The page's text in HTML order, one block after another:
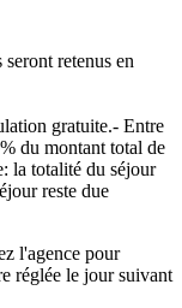
retenus en
gratuite.- Entre
du montant total de
la totalité du séjour
reste due
l'agence pour
réglée le jour suivant